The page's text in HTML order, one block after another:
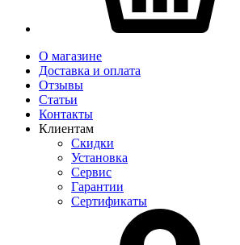
О магазине
Доставка и оплата
Отзывы
Статьи
Контакты
Клиентам
Скидки
Установка
Сервис
Гарантии
Сертификаты